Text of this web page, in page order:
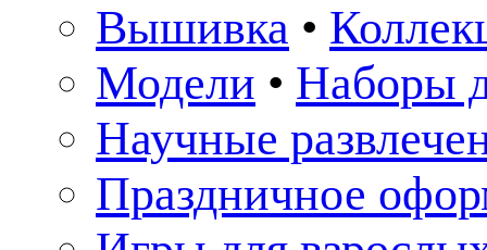
Вышивка •
Модели • Наборы
Научные
Праздничное